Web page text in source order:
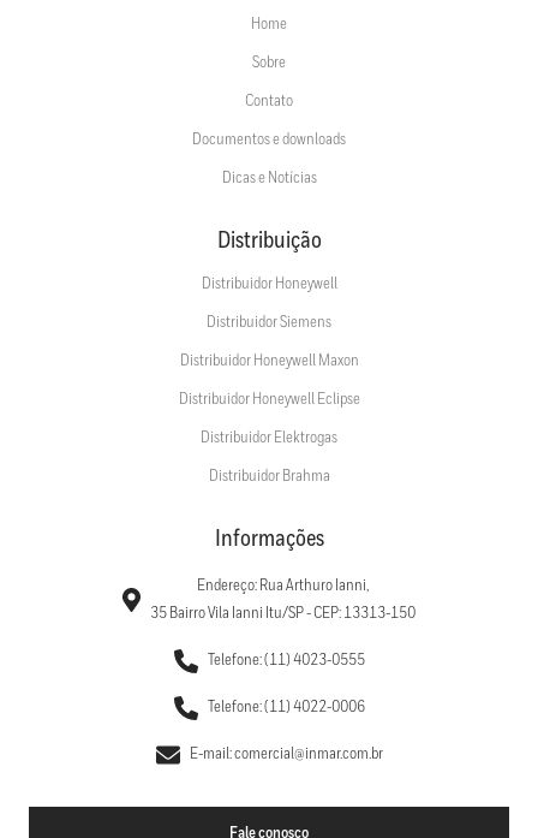
Home
Sobre
Contato
Documentos e downloads
Dicas e Notícias
Distribuição
Distribuidor Honeywell
Distribuidor Siemens
Distribuidor Honeywell Maxon
Distribuidor Honeywell Eclipse
Distribuidor Elektrogas
Distribuidor Brahma
Informações
Endereço: Rua Arthuro Ianni,
35 Bairro Vila Ianni Itu/SP - CEP: 13313-150
Telefone: (11) 4023-0555
Telefone: (11) 4022-0006
E-mail: comercial@inmar.com.br
Fale conosco